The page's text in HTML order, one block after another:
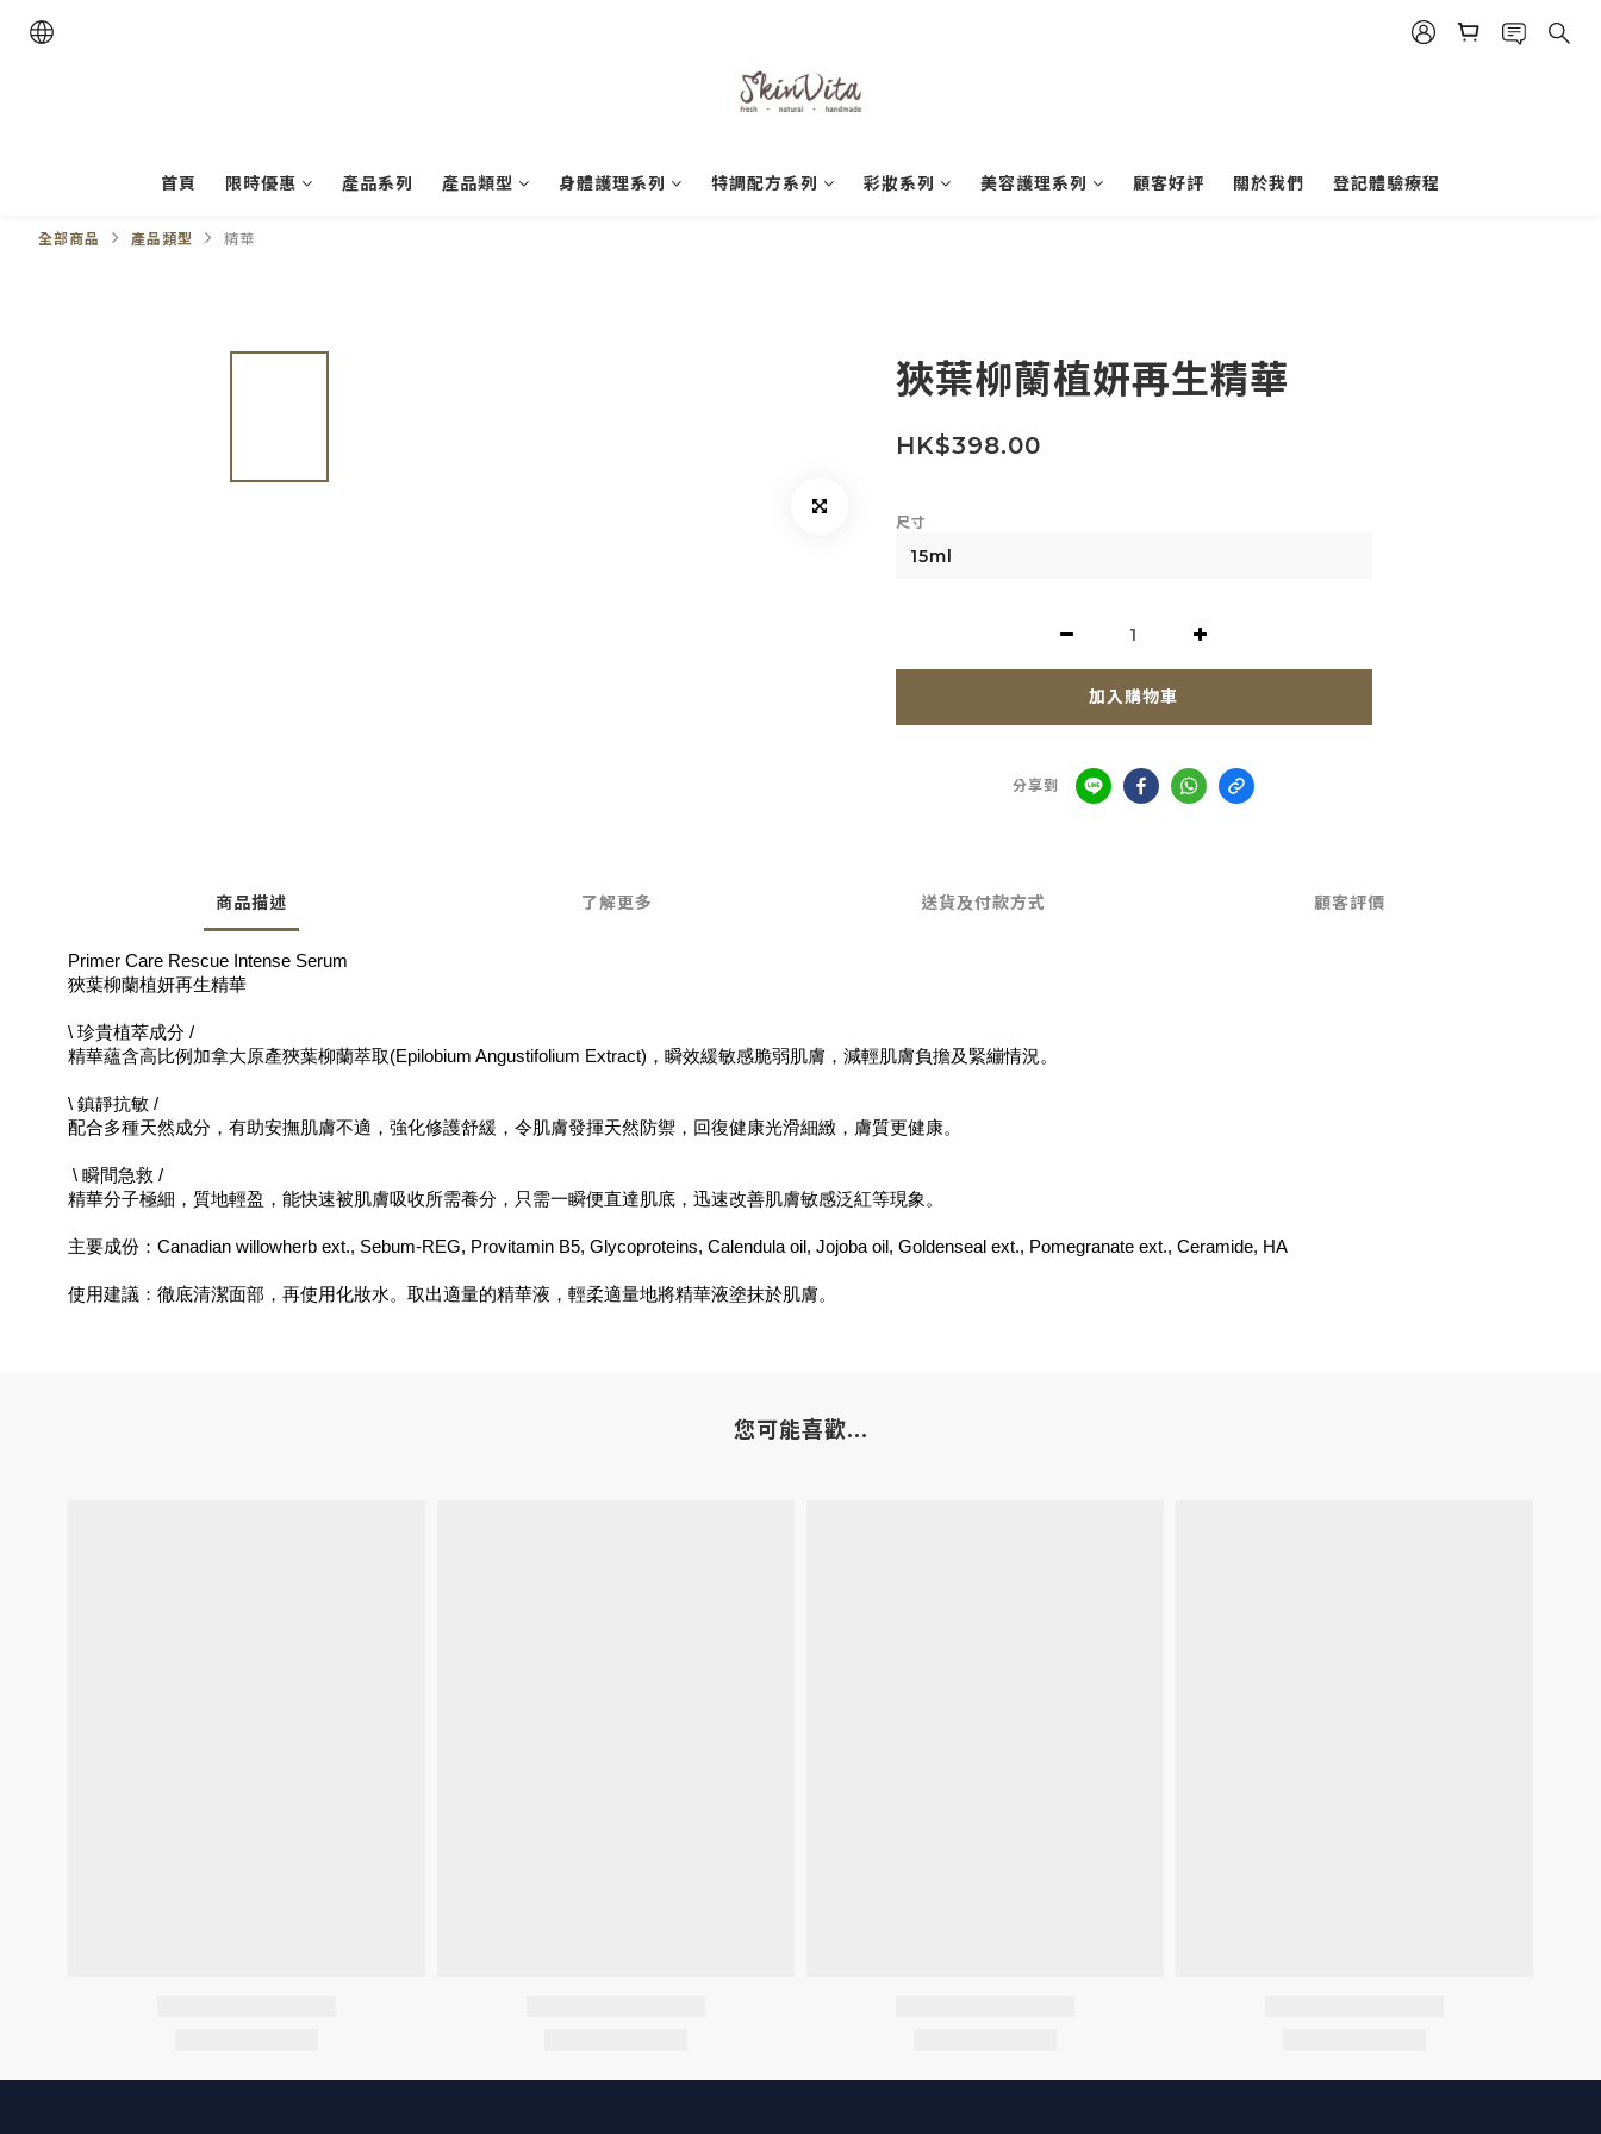
首頁 限時優惠 產品系列 產品類型 身體護理系列 特調配方系列 彩妝系列 美容護理系列 顧客好評 關於我們 登記體驗療程
全部商品 產品類型 精華
狹葉柳蘭植妍再生精華
HK$398.00
尺寸
加入購物車
分享到
商品描述 了解更多 送貨及付款方式 顧客評價
Primer Care Rescue Intense Serum
狹葉柳蘭植妍再生精華
\ 珍貴植萃成分 /
精華蘊含高比例加拿大原產狹葉柳蘭萃取(Epilobium Angustifolium Extract)，瞬效緩敏感脆弱肌膚，減輕肌膚負擔及緊繃情況。
\ 鎮靜抗敏 /
配合多種天然成分，有助安撫肌膚不適，強化修護舒緩，令肌膚發揮天然防禦，回復健康光滑細緻，膚質更健康。
\ 瞬間急救 /
精華分子極細，質地輕盈，能快速被肌膚吸收所需養分，只需一瞬便直達肌底，迅速改善肌膚敏感泛紅等現象。
主要成份：Canadian willowherb ext., Sebum-REG, Provitamin B5, Glycoproteins, Calendula oil, Jojoba oil, Goldenseal ext., Pomegranate ext., Ceramide, HA
使用建議：徹底清潔面部，再使用化妝水。取出適量的精華液，輕柔適量地將精華液塗抹於肌膚。
您可能喜歡...